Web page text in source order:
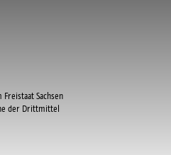
Freistaat Sachsen
der Drittmittel